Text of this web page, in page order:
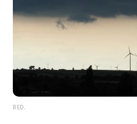
RED.